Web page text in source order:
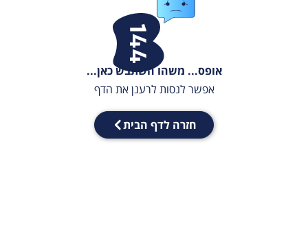
אופס... משהו השתבש כאן...
אפשר לנסות לרענן את הדף
חזרה לדף הבית